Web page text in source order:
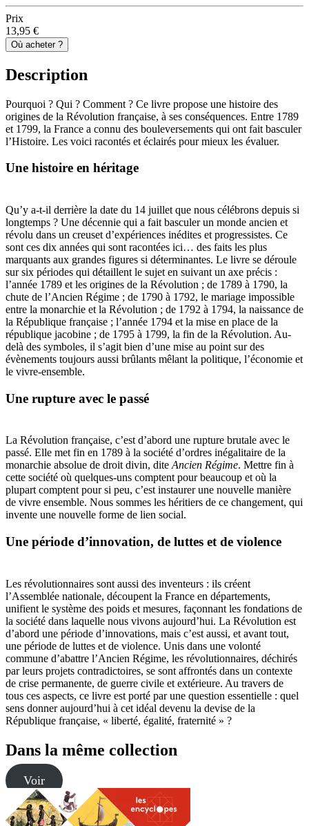
Prix
13,95 €
Où acheter ?
Description
Pourquoi ? Qui ? Comment ? Ce livre propose une histoire des
origines de la Révolution française, à ses conséquences. Entre 1789
et 1799, la France a connu des bouleversements qui ont fait basculer
l’Histoire. Les voici racontés et éclairés pour mieux les évaluer.
Une histoire en héritage
Qu’y a-t-il derrière la date du 14 juillet que nous célébrons depuis si
longtemps ? Une décennie qui a fait basculer un monde ancien et
révolu dans un creuset d’expériences inédites et progressistes. Ce
sont ces dix années qui sont racontées ici… des faits les plus
marquants aux grandes figures si déterminantes. Le livre se déroule
sur six périodes qui détaillent le sujet en suivant un axe précis :
l’année 1789 et les origines de la Révolution ; de 1789 à 1790, la
chute de l’Ancien Régime ; de 1790 à 1792, le mariage impossible
entre la monarchie et la Révolution ; de 1792 à 1794, la naissance de
la République française ; l’année 1794 et la mise en place de la
république jacobine ; de 1795 à 1799, la fin de la Révolution. Au-
delà des symboles, il s’agit bien d’une mise au point sur des
évènements toujours aussi brûlants mêlant la politique, l’économie et
le vivre-ensemble.
Une rupture avec le passé
La Révolution française, c’est d’abord une rupture brutale avec le
passé. Elle met fin en 1789 à la société d’ordres inégalitaire de la
monarchie absolue de droit divin, dite Ancien Régime. Mettre fin à
cette société où quelques-uns comptent pour beaucoup et où la
plupart comptent pour si peu, c’est instaurer une nouvelle manière
de vivre ensemble. Nous sommes les héritiers de ce changement, qui
invente une nouvelle forme de lien social.
Une période d’innovation, de luttes et de violence
Les révolutionnaires sont aussi des inventeurs : ils créent
l’Assemblée nationale, découpent la France en départements,
unifient le système des poids et mesures, façonnant les fondations de
la société dans laquelle nous vivons aujourd’hui. La Révolution est
d’abord une période d’innovations, mais c’est aussi, et avant tout,
une période de luttes et de violence. Unis dans une volonté
commune d’abattre l’Ancien Régime, les révolutionnaires, déchirés
par leurs projets contradictoires, se sont affrontés dans un contexte
de crise permanente, de guerre civile et extérieure. Au travers de
tous ces aspects, ce livre est porté par une question essentielle : quel
sens donner aujourd’hui à cet idéal devenu la devise de la
République française, « liberté, égalité, fraternité » ?
Dans la même collection
Voir